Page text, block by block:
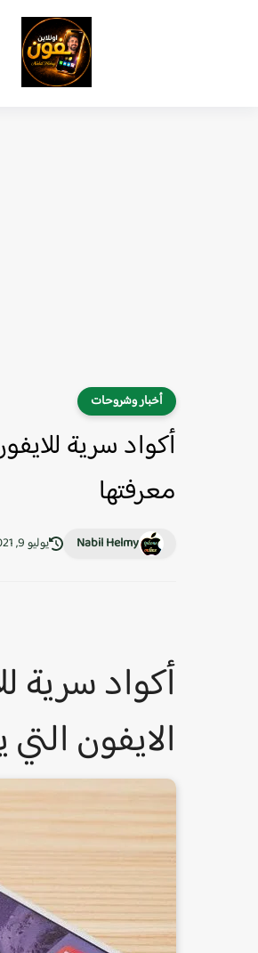
أخبار وشروحات
أكواد سرية
معرفتها
Nabil Helmy يوليو 9, 2021
أكواد سرية
الايفون